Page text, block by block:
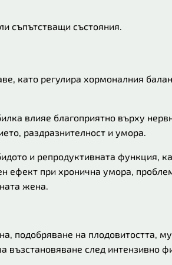
съпътстващи състояния.
като регулира хормоналния
влияе благоприятно върху
раздразнителност и умора.
и репродуктивната функция,
ефект при хронична умора,
жена.
подобряване на плодовитостта,
възстановяване след интензивно